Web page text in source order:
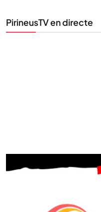
PirineusTV en directe